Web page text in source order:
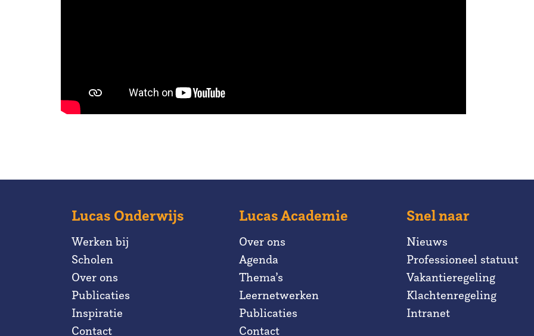
Lucas Onderwijs
Werken bij
Scholen
Over ons
Publicaties
Inspiratie
Contact
Lucas Academie
Over ons
Agenda
Thema’s
Leernetwerken
Publicaties
Contact
Snel naar
Nieuws
Professioneel statuut
Vakantieregeling
Klachtenregeling
Intranet